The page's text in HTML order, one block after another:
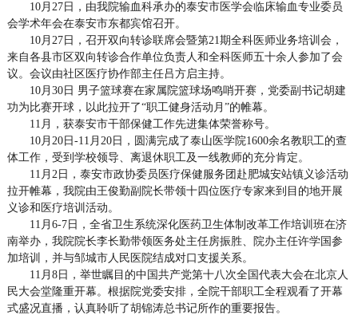
10月27日，由我院输血科承办的泰安市医学会临床输血专业委员
会学术年会在泰安市东都宾馆召开。
10月27日，召开双向转诊联席会暨第21期全科医师业务培训会，
来自各县市区双向转诊合作单位负责人和全科医师五十余人参加了会
议。会议由社区医疗协作部主任吕方启主持。
10月30日 男子篮球赛在家属院篮球场鸣哨开赛，党委副书记胡建
功为比赛开球，以此拉开了“职工健身活动月”的帷幕。
11月，获泰安市干部保健工作先进集体荣誉称号。
10月20日-11月20日，圆满完成了泰山医学院1600余名教职工的查
体工作，受到学校领导、离退休职工及一线教师的充分肯定。
11月2日，泰安市政协委员医疗保健服务团赴肥城安站镇义诊活动
拉开帷幕，我院由王俊勤副院长带领十四位医疗专家来到目的地开展
义诊和医疗培训活动。
11月6-7日，全省卫生系统深化医药卫生体制改革工作培训班在济
南举办，我院院长李长勤带领医务处主任房振胜、院办主任许学国参
加培训，并与邹城市人民医院结成对口支援关系。
11月8日，举世瞩目的中国共产党第十八次全国代表大会在北京人
民大会堂隆重开幕。根据院党委安排，全院干部职工全程观看了开幕
式盛况直播，认真聆听了胡锦涛总书记所作的重要报告。